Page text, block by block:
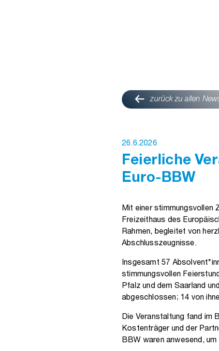
zurück zu allen
26.6.2026
Feierliche
Euro-BBW
Mit einer stimmungsvollen
Freizeithaus des
Rahmen, begleitet von
Abschlusszeugnisse.
Insgesamt 57
stimmungsvollen
Pfalz und dem Saarland
abgeschlossen; 14 von
Die Veranstaltung fand im
Kostenträger und der
BBW waren anwesend,